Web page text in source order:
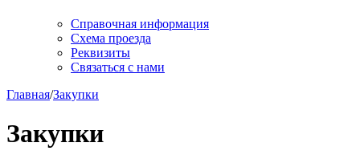
Справочная информация
Схема проезда
Реквизиты
Связаться с нами
Главная/Закупки
Закупки